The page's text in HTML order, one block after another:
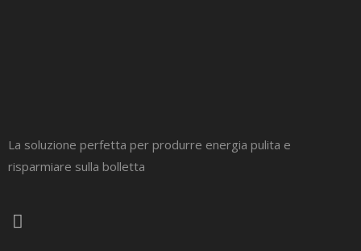
La soluzione perfetta per produrre energia pulita e
risparmiare sulla bolletta